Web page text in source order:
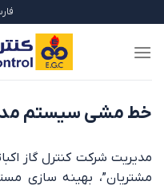
to
content
خط مشی سیستم
مدیریت شرکت کنترل گاز
مشتریان”، بهينه سازی